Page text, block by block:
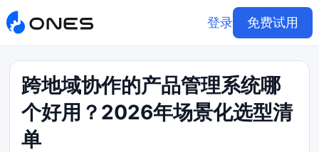
登录 免费试用
跨地域协作的产品管理系统哪
个好用？2026年场景化选型清
单